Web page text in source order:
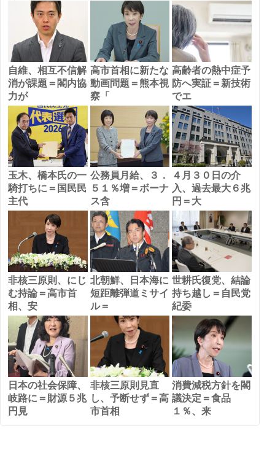
自維、相互不信解
消が課題＝閣内協
力が
高市首相に新たな
動画問題＝熊本視
察「
高齢者の熱中症予
防へ実証＝新技術
でエ
玉木、橋本氏の一
騎打ちに＝国民民
主代
公務員月給、３．
５１％増＝ボーナ
ス含
４月３０日の介
入、過去最大６兆
円＝大
非核三原則、にじ
む持論＝高市首
相、安
北朝鮮、日本海に
短距離弾道ミサイ
ル＝
世耕氏復党、結論
持ち越し＝自民党
紀委
日本の社会保障、
岐路に＝財源５兆
円見
非核三原則見直
し、予断せず＝高
市首相
消費減税方針を閣
議決定＝食品
１％、来